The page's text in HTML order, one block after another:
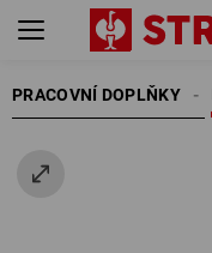
PRACOVNÍ DOPLŇKY